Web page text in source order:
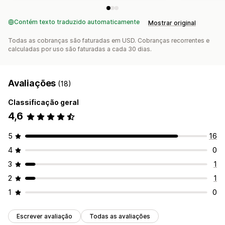
Contém texto traduzido automaticamente Mostrar original
Todas as cobranças são faturadas em USD. Cobranças recorrentes e
calculadas por uso são faturadas a cada 30 dias.
Avaliações (18)
Classificação geral
4,6
5
16
4
0
3
1
2
1
1
0
Escrever avaliação Todas as avaliações